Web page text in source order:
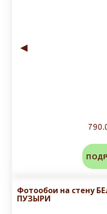
◄
Фотообои на стену
ПУЗЫРИ